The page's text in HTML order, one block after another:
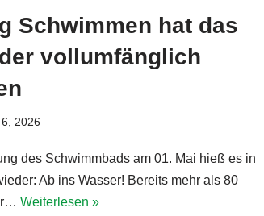
Schwimmen hat das
vollumfänglich
2026
des Schwimmbads am 01. Mai hieß es in
Ab ins Wasser! Bereits mehr als 80
Weiterlesen »